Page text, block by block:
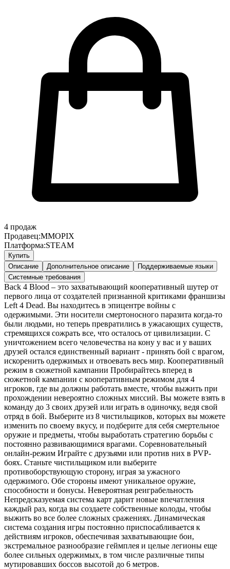
4 продаж
Продавец:MMOPIX
Платформа:STEAM
Купить
Описание
Дополнительное описание
Поддерживаемые языки
Системные требования
Back 4 Blood – это захватывающий кооперативный шутер от
первого лица от создателей признанной критиками франшизы
Left 4 Dead. Вы находитесь в эпицентре войны с
одержимыми. Эти носители смертоносного паразита когда-то
были людьми, но теперь превратились в ужасающих существ,
стремящихся сожрать все, что осталось от цивилизации. С
уничтожением всего человечества на кону у вас и у ваших
друзей остался единственный вариант - принять бой с врагом,
искоренить одержимых и отвоевать весь мир. Кооперативный
режим в сюжетной кампании Пробирайтесь вперед в
сюжетной кампании с кооперативным режимом для 4
игроков, где вы должны работать вместе, чтобы выжить при
прохождении невероятно сложных миссий. Вы можете взять в
команду до 3 своих друзей или играть в одиночку, ведя свой
отряд в бой. Выберите из 8 чистильщиков, которых вы можете
изменить по своему вкусу, и подберите для себя смертельное
оружие и предметы, чтобы выработать стратегию борьбы с
постоянно развивающимися врагами. Соревновательный
онлайн-режим Играйте с друзьями или против них в PVP-
боях. Станьте чистильщиком или выберите
противоборствующую сторону, играя за ужасного
одержимого. Обе стороны имеют уникальное оружие,
способности и бонусы. Невероятная реиграбельность
Непредсказуемая система карт дарит новые впечатления
каждый раз, когда вы создаете собственные колоды, чтобы
выжить во все более сложных сражениях. Динамическая
система создания игры постоянно приспосабливается к
действиям игроков, обеспечивая захватывающие бои,
экстремальное разнообразие геймплея и целые легионы еще
более сильных одержимых, в том числе различные типы
мутировавших боссов высотой до 6 метров.